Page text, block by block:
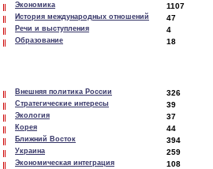
Экономика 1107
История международных отношений 47
Речи и выступления 4
Образование 18
Внешняя политика России 326
Стратегические интересы 39
Экология 37
Корея 44
Ближний Восток 394
Украина 259
Экономическая интеграция 108